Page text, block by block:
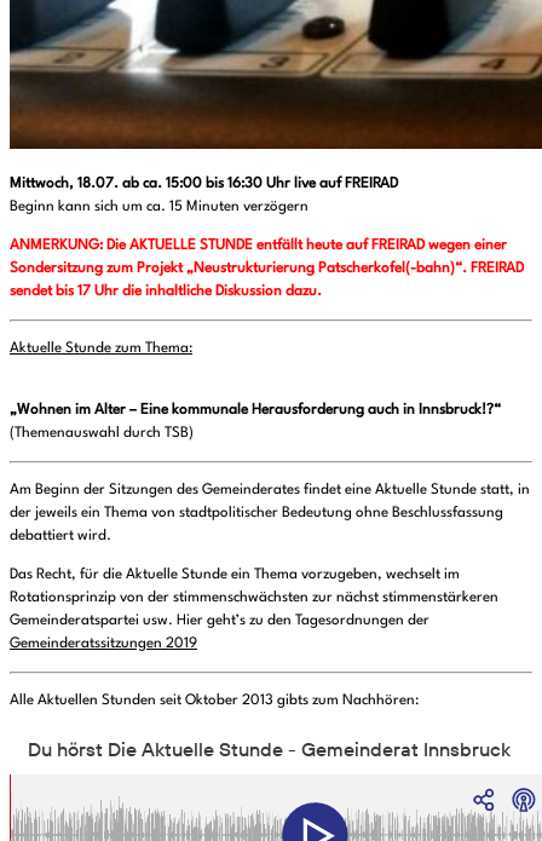
Mittwoch, 18.07. ab ca. 15:00 bis 16:30 Uhr live auf FREIRAD
Beginn kann sich um ca. 15 Minuten verzögern
ANMERKUNG: Die AKTUELLE STUNDE entfällt heute auf FREIRAD wegen einer
Sondersitzung zum Projekt „Neustrukturierung Patscherkofel(-bahn)“. FREIRAD
sendet bis 17 Uhr die inhaltliche Diskussion dazu.
Aktuelle Stunde zum Thema:
„Wohnen im Alter – Eine kommunale Herausforderung auch in Innsbruck!?“
(Themenauswahl durch TSB)
Am Beginn der Sitzungen des Gemeinderates findet eine Aktuelle Stunde statt, in
der jeweils ein Thema von stadtpolitischer Bedeutung ohne Beschlussfassung
debattiert wird.
Das Recht, für die Aktuelle Stunde ein Thema vorzugeben, wechselt im
Rotationsprinzip von der stimmenschwächsten zur nächst stimmenstärkeren
Gemeinderatspartei usw. Hier geht’s zu den Tagesordnungen der
Gemeinderatssitzungen 2019
Alle Aktuellen Stunden seit Oktober 2013 gibts zum Nachhören: